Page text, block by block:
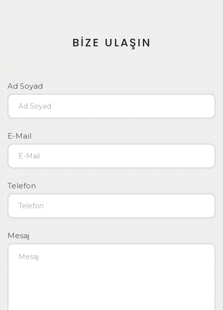
BİZE ULAŞIN
Ad Soyad
E-Mail
Telefon
Mesaj